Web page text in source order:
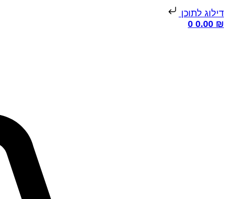
דילוג לתוכן
0.00 ₪
0